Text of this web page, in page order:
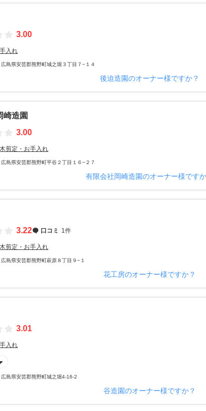
3.00
入れ
広島県安芸郡熊野町城之堀３丁目７−１４
後迫造園のオーナー様ですか？
崎造園
3.00
剪定・お手入れ
広島県安芸郡熊野町平谷２丁目１６−２７
有限会社岡崎造園のオーナー様です
3.22
口コミ 1件
剪定・お手入れ
広島県安芸郡熊野町萩原８丁目９−１
花工房のオーナー様ですか？
3.01
入れ
広島県安芸郡熊野町城之堀4-16-2
谷造園のオーナー様ですか？